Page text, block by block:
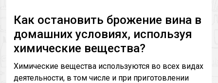
Как остановить брожение вина в
домашних условиях, используя
химические вещества?
Химические вещества используются во всех видах
деятельности, в том числе и при приготовлении